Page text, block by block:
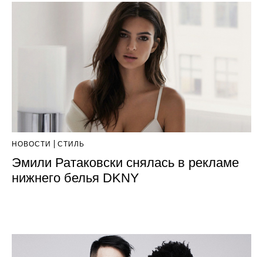
НОВОСТИ СТИЛЬ
Эмили Ратаковски снялась в рекламе
нижнего белья DKNY